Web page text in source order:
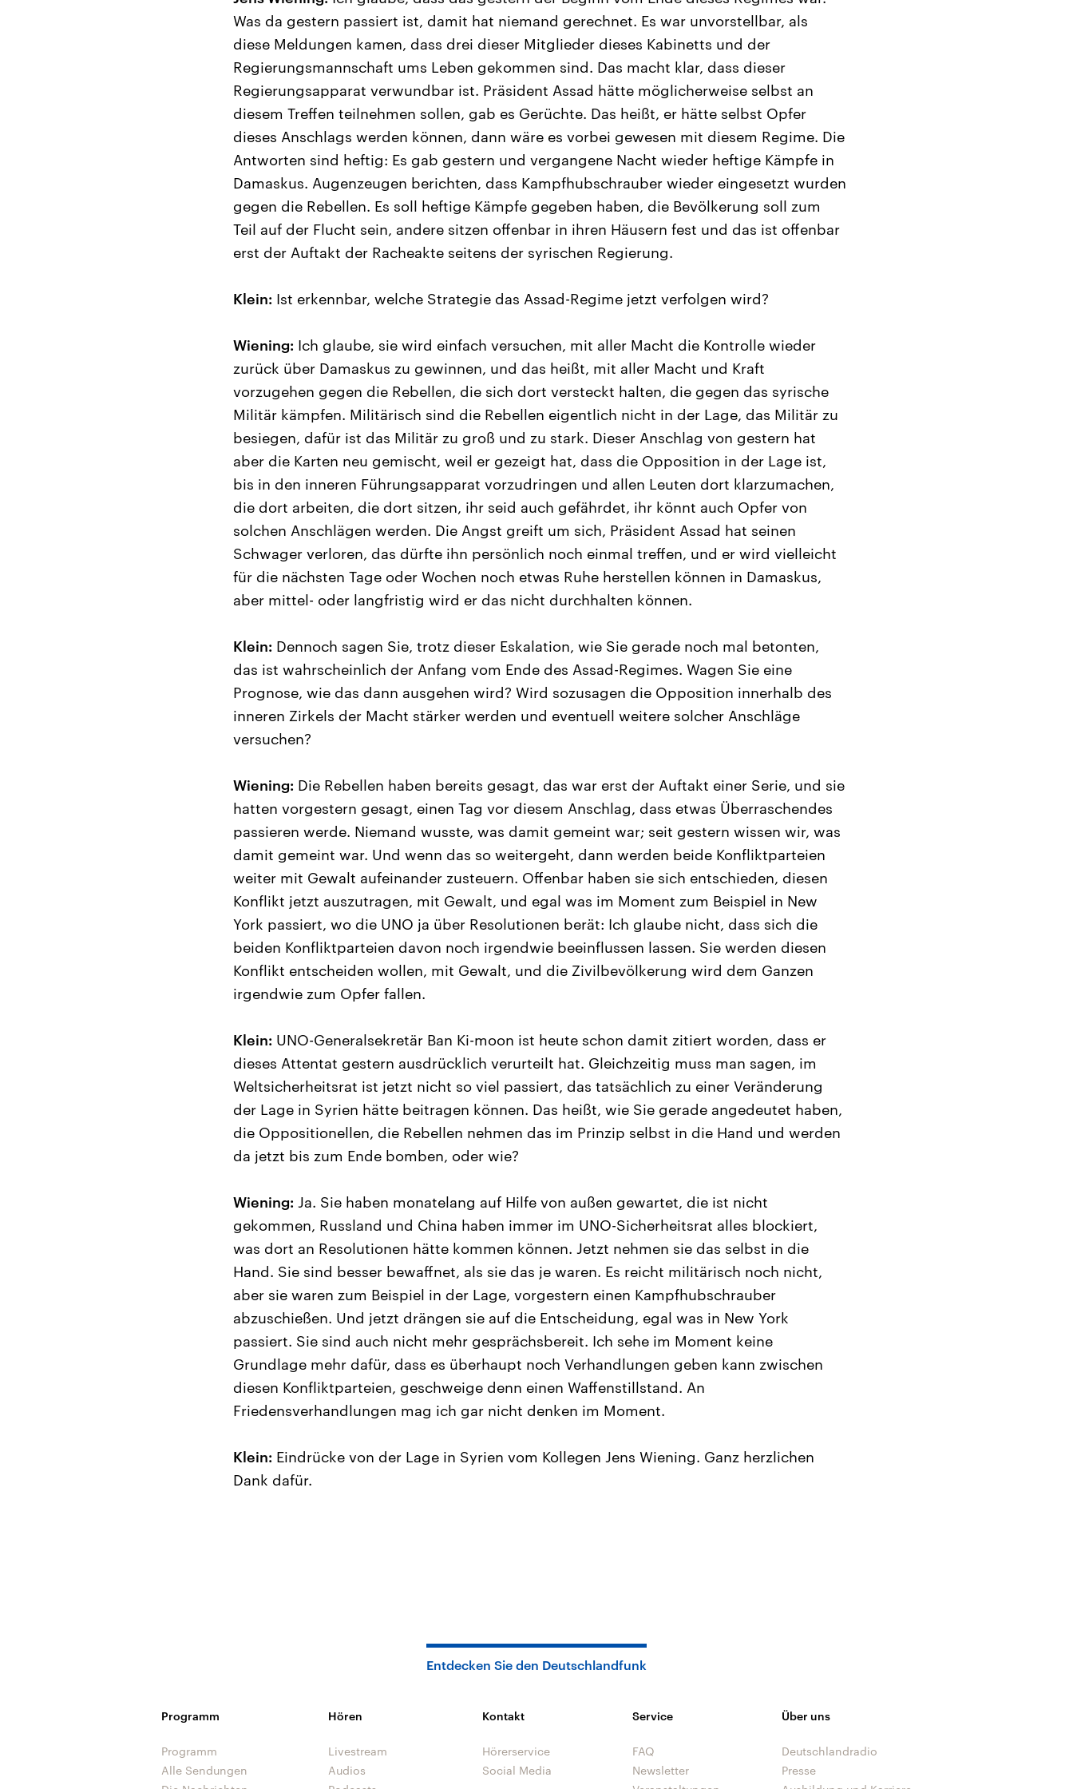
Was da gestern passiert ist, damit hat niemand gerechnet. Es war unvorstellbar, als
diese Meldungen kamen, dass drei dieser Mitglieder dieses Kabinetts und der
Regierungsmannschaft ums Leben gekommen sind. Das macht klar, dass dieser
Regierungsapparat verwundbar ist. Präsident Assad hätte möglicherweise selbst an
diesem Treffen teilnehmen sollen, gab es Gerüchte. Das heißt, er hätte selbst Opfer
dieses Anschlags werden können, dann wäre es vorbei gewesen mit diesem Regime. Die
Antworten sind heftig: Es gab gestern und vergangene Nacht wieder heftige Kämpfe in
Damaskus. Augenzeugen berichten, dass Kampfhubschrauber wieder eingesetzt wurden
gegen die Rebellen. Es soll heftige Kämpfe gegeben haben, die Bevölkerung soll zum
Teil auf der Flucht sein, andere sitzen offenbar in ihren Häusern fest und das ist offenbar
erst der Auftakt der Racheakte seitens der syrischen Regierung.
Klein: Ist erkennbar, welche Strategie das Assad-Regime jetzt verfolgen wird?
Wiening: Ich glaube, sie wird einfach versuchen, mit aller Macht die Kontrolle wieder
zurück über Damaskus zu gewinnen, und das heißt, mit aller Macht und Kraft
vorzugehen gegen die Rebellen, die sich dort versteckt halten, die gegen das syrische
Militär kämpfen. Militärisch sind die Rebellen eigentlich nicht in der Lage, das Militär zu
besiegen, dafür ist das Militär zu groß und zu stark. Dieser Anschlag von gestern hat
aber die Karten neu gemischt, weil er gezeigt hat, dass die Opposition in der Lage ist,
bis in den inneren Führungsapparat vorzudringen und allen Leuten dort klarzumachen,
die dort arbeiten, die dort sitzen, ihr seid auch gefährdet, ihr könnt auch Opfer von
solchen Anschlägen werden. Die Angst greift um sich, Präsident Assad hat seinen
Schwager verloren, das dürfte ihn persönlich noch einmal treffen, und er wird vielleicht
für die nächsten Tage oder Wochen noch etwas Ruhe herstellen können in Damaskus,
aber mittel- oder langfristig wird er das nicht durchhalten können.
Klein: Dennoch sagen Sie, trotz dieser Eskalation, wie Sie gerade noch mal betonten,
das ist wahrscheinlich der Anfang vom Ende des Assad-Regimes. Wagen Sie eine
Prognose, wie das dann ausgehen wird? Wird sozusagen die Opposition innerhalb des
inneren Zirkels der Macht stärker werden und eventuell weitere solcher Anschläge
versuchen?
Wiening: Die Rebellen haben bereits gesagt, das war erst der Auftakt einer Serie, und sie
hatten vorgestern gesagt, einen Tag vor diesem Anschlag, dass etwas Überraschendes
passieren werde. Niemand wusste, was damit gemeint war; seit gestern wissen wir, was
damit gemeint war. Und wenn das so weitergeht, dann werden beide Konfliktparteien
weiter mit Gewalt aufeinander zusteuern. Offenbar haben sie sich entschieden, diesen
Konflikt jetzt auszutragen, mit Gewalt, und egal was im Moment zum Beispiel in New
York passiert, wo die UNO ja über Resolutionen berät: Ich glaube nicht, dass sich die
beiden Konfliktparteien davon noch irgendwie beeinflussen lassen. Sie werden diesen
Konflikt entscheiden wollen, mit Gewalt, und die Zivilbevölkerung wird dem Ganzen
irgendwie zum Opfer fallen.
Klein: UNO-Generalsekretär Ban Ki-moon ist heute schon damit zitiert worden, dass er
dieses Attentat gestern ausdrücklich verurteilt hat. Gleichzeitig muss man sagen, im
Weltsicherheitsrat ist jetzt nicht so viel passiert, das tatsächlich zu einer Veränderung
der Lage in Syrien hätte beitragen können. Das heißt, wie Sie gerade angedeutet haben,
die Oppositionellen, die Rebellen nehmen das im Prinzip selbst in die Hand und werden
da jetzt bis zum Ende bomben, oder wie?
Wiening: Ja. Sie haben monatelang auf Hilfe von außen gewartet, die ist nicht
gekommen, Russland und China haben immer im UNO-Sicherheitsrat alles blockiert,
was dort an Resolutionen hätte kommen können. Jetzt nehmen sie das selbst in die
Hand. Sie sind besser bewaffnet, als sie das je waren. Es reicht militärisch noch nicht,
aber sie waren zum Beispiel in der Lage, vorgestern einen Kampfhubschrauber
abzuschießen. Und jetzt drängen sie auf die Entscheidung, egal was in New York
passiert. Sie sind auch nicht mehr gesprächsbereit. Ich sehe im Moment keine
Grundlage mehr dafür, dass es überhaupt noch Verhandlungen geben kann zwischen
diesen Konfliktparteien, geschweige denn einen Waffenstillstand. An
Friedensverhandlungen mag ich gar nicht denken im Moment.
Klein: Eindrücke von der Lage in Syrien vom Kollegen Jens Wiening. Ganz herzlichen
Dank dafür.
Entdecken Sie den Deutschlandfunk
Programm
Programm
Alle Sendungen
Hören
Livestream
Audios
Kontakt
Hörerservice
Social Media
Service
FAQ
Newsletter
Über uns
Deutschlandradio
Presse